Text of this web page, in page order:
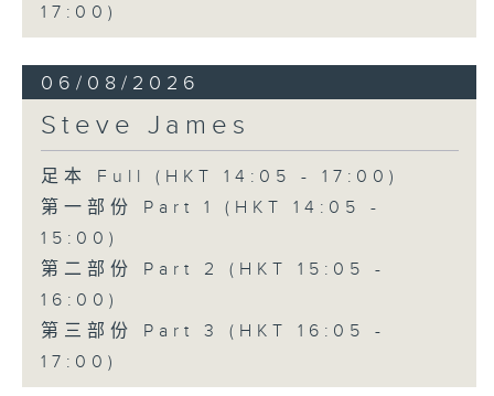
17:00)
06/08/2026
Steve James
足本 Full (HKT 14:05 - 17:00)
第一部份 Part 1 (HKT 14:05 -
15:00)
第二部份 Part 2 (HKT 15:05 -
16:00)
第三部份 Part 3 (HKT 16:05 -
17:00)